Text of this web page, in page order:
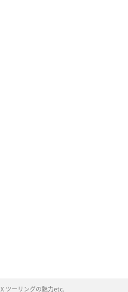
ツーリングの魅力etc.